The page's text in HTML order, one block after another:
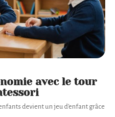
avec le tour
devient un jeu d'enfant grâce